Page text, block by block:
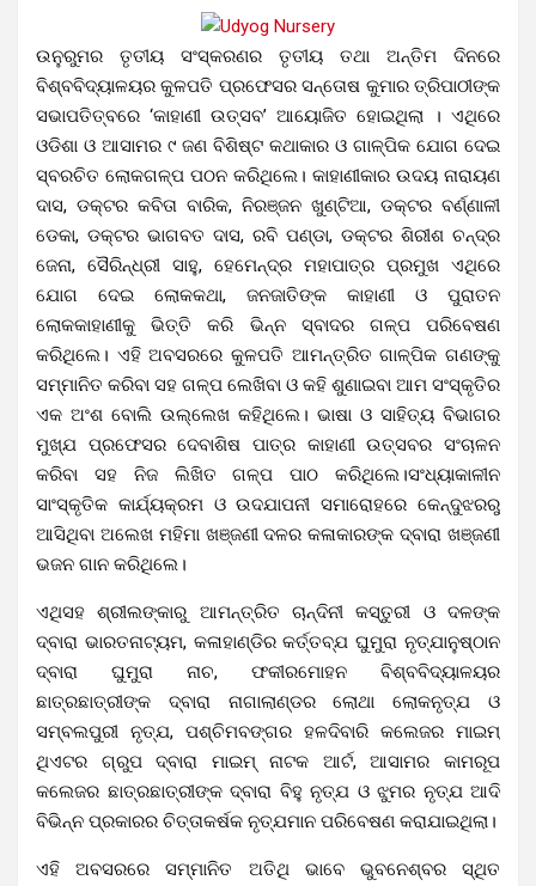
ଉନୁରୁମର ତୃତୀୟ ସଂସ୍କରଣର ତୃତୀୟ ତଥା ଅନ୍ତିମ ଦିନରେ
ବିଶ୍ବବିଦ୍ୟାଳୟର କୁଳପତି ପ୍ରଫେସର ସନ୍ତୋଷ କୁମାର ତ୍ରିପାଠୀଙ୍କ
ସଭାପତିତ୍ବରେ ‘କାହାଣୀ ଉତ୍ସବ’ ଆୟୋଜିତ ହୋଇଥିଲା । ଏଥିରେ
ଓଡିଶା ଓ ଆସାମର ୯ ଜଣ ବିଶିଷ୍ଟ କଥାକାର ଓ ଗାଳ୍ପିକ ଯୋଗ ଦେଇ
ସ୍ବରଚିତ ଲୋକଗଳ୍ପ ପଠନ କରିଥିଲେ। କାହାଣୀକାର ଉଦୟ ନାରାୟଣ
ଦାସ, ଡକ୍ଟର କବିତା ବାରିକ, ନିରଞ୍ଜନ ଖୁଣ୍ଟିଆ, ଡକ୍ଟର ବର୍ଣ୍ଣାଳୀ
ଡେକା, ଡକ୍ଟର ଭାଗବତ ଦାସ, ରବି ପଣ୍ଡା, ଡକ୍ଟର ଶିରୀଶ ଚନ୍ଦ୍ର
ଜେନା, ସୈରିନ୍ଧ୍ରୀ ସାହୁ, ହେମେନ୍ଦ୍ର ମହାପାତ୍ର ପ୍ରମୁଖ ଏଥିରେ
ଯୋଗ ଦେଇ ଲୋକକଥା, ଜନଜାତିଙ୍କ କାହାଣୀ ଓ ପୁରାତନ
ଲୋକକାହାଣୀକୁ ଭିତ୍ତି କରି ଭିନ୍ନ ସ୍ବାଦର ଗଳ୍ପ ପରିବେଷଣ
କରିଥିଲେ। ଏହି ଅବସରରେ କୁଳପତି ଆମନ୍ତ୍ରିତ ଗାଳ୍ପିକ ଗଣଙ୍କୁ
ସମ୍ମାନିତ କରିବା ସହ ଗଳ୍ପ ଲେଖିବା ଓ କହି ଶୁଣାଇବା ଆମ ସଂସ୍କୃତିର
ଏକ ଅଂଶ ବୋଲି ଉଲ୍ଲେଖ କହିଥିଲେ। ଭାଷା ଓ ସାହିତ୍ୟ ବିଭାଗର
ମୁଖ୍ଯ ପ୍ରଫେସର ଦେବାଶିଷ ପାତ୍ର କାହାଣୀ ଉତ୍ସବର ସଂଚାଳନ
କରିବା ସହ ନିଜ ଲିଖିତ ଗଳ୍ପ ପାଠ କରିଥିଲେ।ସଂଧ୍ୟାକାଳୀନ
ସାଂସ୍କୃତିକ କାର୍ଯ୍ୟକ୍ରମ ଓ ଉଦଯାପନୀ ସମାରୋହରେ କେନ୍ଦୁଝରରୁ
ଆସିଥିବା ଅଲେଖ ମହିମା ଖଞ୍ଜଣୀ ଦଳର କଳାକାରଙ୍କ ଦ୍ବାରା ଖଞ୍ଜଣୀ
ଭଜନ ଗାନ କରିଥିଲେ।
ଏଥିସହ ଶ୍ରୀଲଙ୍କାରୁ ଆମନ୍ତ୍ରିତ ଚାନ୍ଦିନୀ କସ୍ତୁରୀ ଓ ଦଳଙ୍କ
ଦ୍ବାରା ଭାରତନାଟ୍ୟମ, କଳାହାଣ୍ଡିର କର୍ତ୍ତବ୍ଯ ଘୁମୁରା ନୃତ୍ଯାନୁଷ୍ଠାନ
ଦ୍ବାରା ଘୁମୁରା ନାଚ, ଫକୀରମୋହନ ବିଶ୍ବବିଦ୍ୟାଳୟର
ଛାତ୍ରଛାତ୍ରୀଙ୍କ ଦ୍ବାରା ନାଗାଲାଣ୍ଡର ଲୋଥା ଲୋକନୃତ୍ଯ ଓ
ସମ୍ବଲପୁରୀ ନୃତ୍ଯ, ପଶ୍ଚିମବଙ୍ଗର ହଳଦିବାରି କଲେଜର ମାଇମ୍
ଥିଏଟର ଗ୍ରୁପ ଦ୍ବାରା ମାଇମ୍ ନାଟକ ଆର୍ଟ, ଆସାମର କାମରୂପ
କଲେଜର ଛାତ୍ରଛାତ୍ରୀଙ୍କ ଦ୍ବାରା ବିହୁ ନୃତ୍ଯ ଓ ଝୁମର ନୃତ୍ଯ ଆଦି
ବିଭିନ୍ନ ପ୍ରକାରର ଚିତ୍ତାକର୍ଷକ ନୃତ୍ଯମାନ ପରିବେଷଣ କରାଯାଇଥିଲା।
ଏହି ଅବସରରେ ସମ୍ମାନିତ ଅତିଥି ଭାବେ ଭୁବନେଶ୍ବର ସ୍ଥିତ